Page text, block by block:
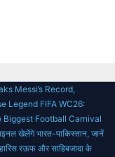
Messi’s Record,
Legend FIFA WC26:
Biggest Football Carnival
खेलेंगे भारत-पाकिस्तान, जानें
रऊफ और साहिबजादा के